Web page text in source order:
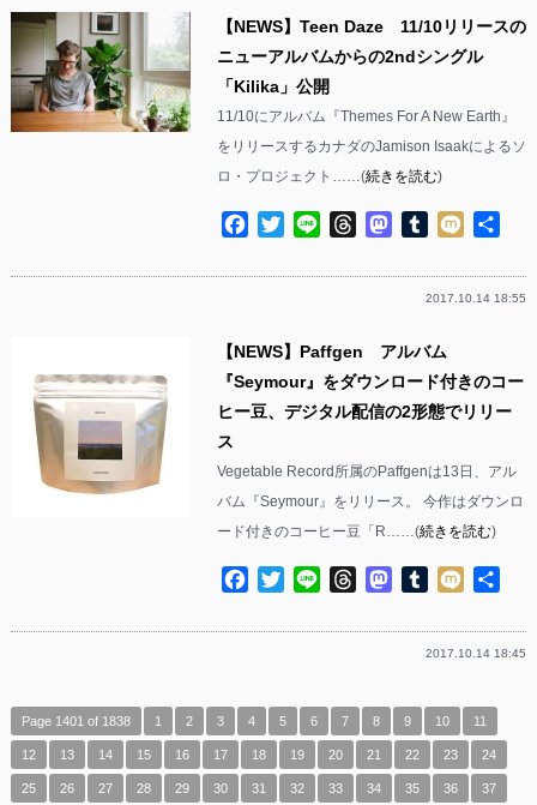
【NEWS】Teen Daze 11/10リリースの
ニューアルバムからの2ndシングル
「Kilika」公開
11/10にアルバム『Themes For A New Earth』
をリリースするカナダのJamison Isaakによるソ
ロ・プロジェクト……(続きを読む)
Facebook
TwitterLine ThreadsMastodon
Tumblr
Mixi
2017.10.14 18:55
【NEWS】Paffgen アルバム
『Seymour』をダウンロード付きのコー
ヒー豆、デジタル配信の2形態でリリー
ス
Vegetable Record所属のPaffgenは13日、アル
バム『Seymour』をリリース。 今作はダウンロ
ード付きのコーヒー豆「R……(続きを読む)
Facebook
TwitterLine ThreadsMastodon
Tumblr
Mixi
2017.10.14 18:45
Page 1401 of 1838 1 2 3 4 5 6 7 8 9 10 11
12 13 14 15 16 17 18 19 20 21 22 23 24
25 26 27 28 29 30 31 32 33 34 35 36 37